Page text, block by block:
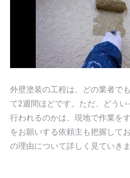
外壁塗装の工程は、どの業者で
て2週間ほどです。ただ、どう
行われるのかは、現地で作業を
をお願いする依頼主も把握して
の理由について詳しく見ていきま